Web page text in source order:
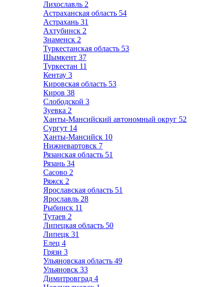
Лихославль 2
Астраханская область 54
Астрахань 31
Ахтубинск 2
Знаменск 2
Туркестанская область 53
Шымкент 37
Туркестан 11
Кентау 3
Кировская область 53
Киров 38
Слободской 3
Зуевка 2
Ханты-Мансийский автономный округ 52
Сургут 14
Ханты-Мансийск 10
Нижневартовск 7
Рязанская область 51
Рязань 34
Сасово 2
Ряжск 2
Ярославская область 51
Ярославль 28
Рыбинск 11
Тутаев 2
Липецкая область 50
Липецк 31
Елец 4
Грязи 3
Ульяновская область 49
Ульяновск 33
Димитровград 4